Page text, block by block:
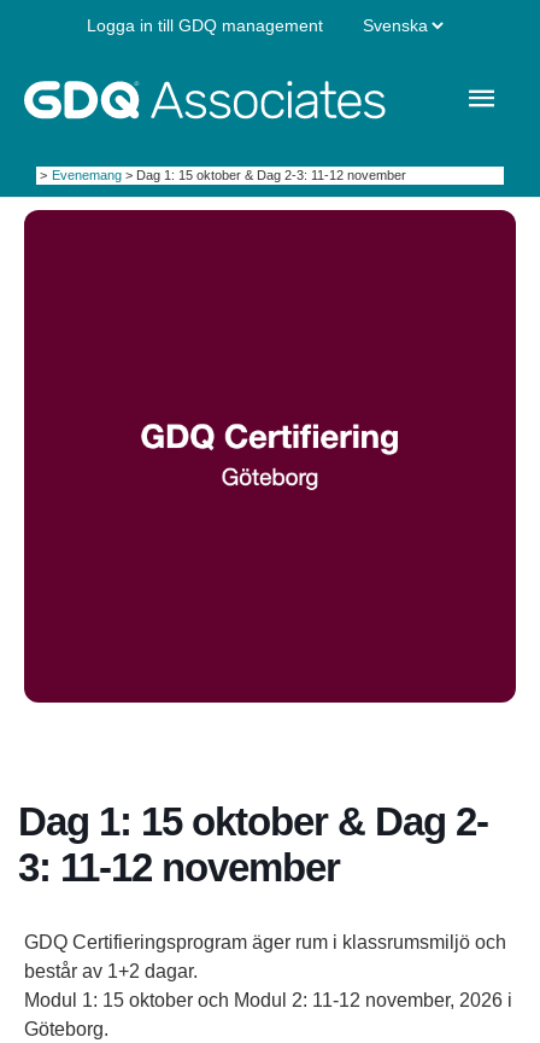
Logga in till GDQ management Välj
språk
Evenemang Dag 1: 15 oktober & Dag 2-3: 11-12 november
Dag 1: 15 oktober & Dag 2-
3: 11-12 november
GDQ Certifieringsprogram äger rum i klassrumsmiljö och
består av 1+2 dagar.
Modul 1: 15 oktober och Modul 2: 11-12 november, 2026 i
Göteborg.